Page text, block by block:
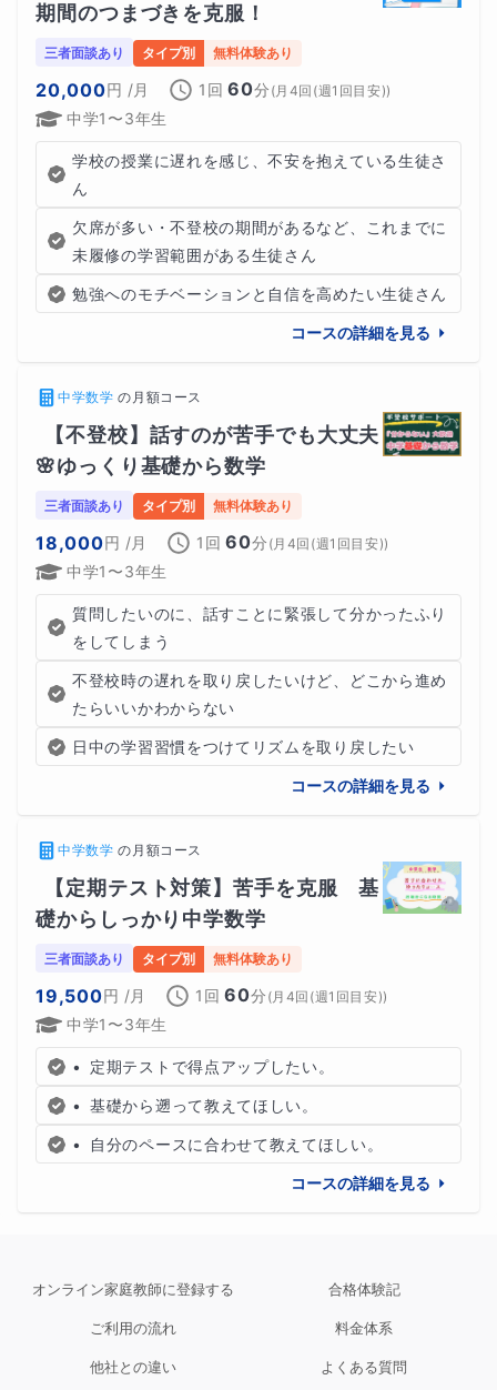
期間のつまづきを克服！
三者面談あり タイプ別 無料体験あり
20,000円 /月 1回 60分 (月4回(週1回目安))
中学1〜3年生
学校の授業に遅れを感じ、不安を抱えている生徒さ
ん
欠席が多い・不登校の期間があるなど、これまでに
未履修の学習範囲がある生徒さん
勉強へのモチベーションと自信を高めたい生徒さん
コースの詳細を見る
中学数学 の 月額コース
【不登校】話すのが苦手でも大丈夫
🌸ゆっくり基礎から数学
三者面談あり タイプ別 無料体験あり
18,000円 /月 1回 60分 (月4回(週1回目安))
中学1〜3年生
質問したいのに、話すことに緊張して分かったふり
をしてしまう
不登校時の遅れを取り戻したいけど、どこから進め
たらいいかわからない
日中の学習習慣をつけてリズムを取り戻したい
コースの詳細を見る
中学数学 の 月額コース
【定期テスト対策】苦手を克服　基
礎からしっかり中学数学
三者面談あり タイプ別 無料体験あり
19,500円 /月 1回 60分 (月4回(週1回目安))
中学1〜3年生
•	定期テストで得点アップしたい。
•	基礎から遡って教えてほしい。
•	自分のペースに合わせて教えてほしい。
コースの詳細を見る
オンライン家庭教師に登録する 合格体験記
ご利用の流れ 料金体系
他社との違い よくある質問